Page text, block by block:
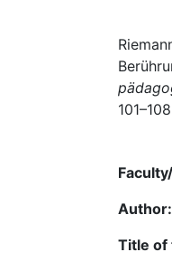
Author:
Title of